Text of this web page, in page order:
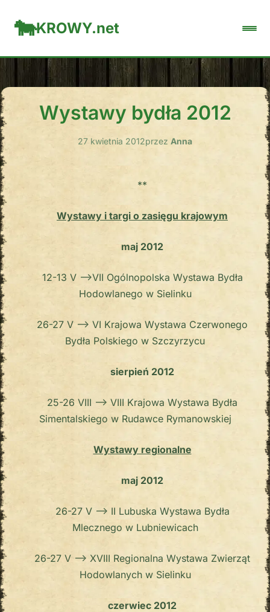
KROWY.net
Wystawy bydła 2012
27 kwietnia 2012przez Anna
**
Wystawy i targi o zasięgu krajowym
maj 2012
12-13 V –>VII Ogólnopolska Wystawa Bydła
Hodowlanego w Sielinku
26-27 V –> VI Krajowa Wystawa Czerwonego
Bydła Polskiego w Szczyrzycu
sierpień 2012
25-26 VIII –> VIII Krajowa Wystawa Bydła
Simentalskiego w Rudawce Rymanowskiej
Wystawy regionalne
maj 2012
26-27 V –> II Lubuska Wystawa Bydła
Mlecznego w Lubniewicach
26-27 V –> XVIII Regionalna Wystawa Zwierząt
Hodowlanych w Sielinku
czerwiec 2012